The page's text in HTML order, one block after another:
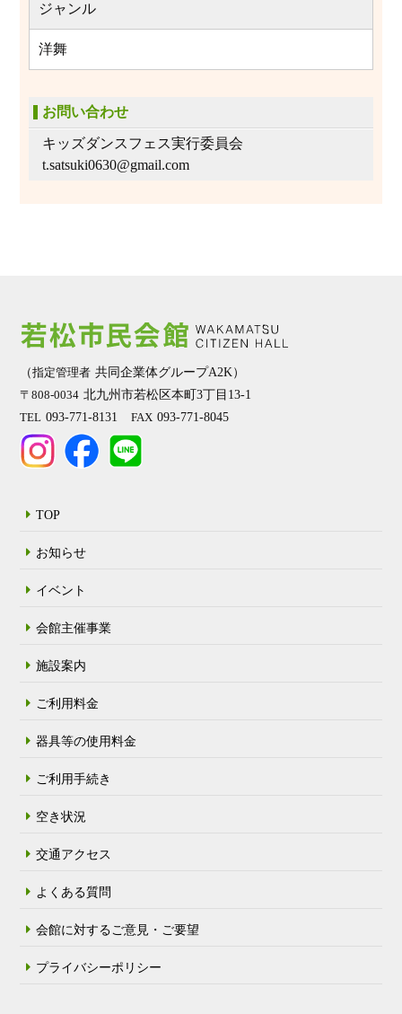
ジャンル
洋舞
お問い合わせ
キッズダンスフェス実行委員会
t.satsuki0630@gmail.com
（指定管理者 共同企業体グループA2K）
〒808-0034 北九州市若松区本町3丁目13-1
TEL 093-771-8131 FAX 093-771-8045
TOP
お知らせ
イベント
会館主催事業
施設案内
ご利用料金
器具等の使用料金
ご利用手続き
空き状況
交通アクセス
よくある質問
会館に対するご意見・ご要望
プライバシーポリシー